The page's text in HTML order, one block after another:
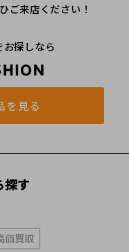
ご来店ください！
お探しなら
を見る
探す
価買取